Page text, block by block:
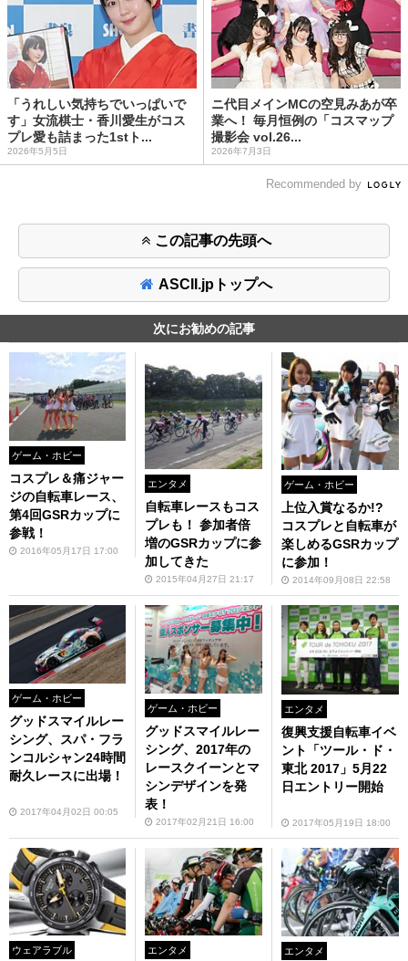
「うれしい気持ちでいっぱいで
す」女流棋士・香川愛生がコス
プレ愛も詰まった1stト...
2026年5月5日
ニ代目メインMCの空見みあが卒
業へ！ 毎月恒例の「コスマップ
撮影会 vol.26...
2026年7月3日
Recommended by
この記事の先頭へ
ASCII.jpトップへ
次にお勧めの記事
ゲーム・ホビー
コスプレ＆痛ジャー
ジの自転車レース、
第4回GSRカップに
参戦！
2016年05月17日 17:00
エンタメ
自転車レースもコス
プレも！ 参加者倍
増のGSRカップに参
加してきた
2015年04月27日 21:17
ゲーム・ホビー
上位入賞なるか!?
コスプレと自転車が
楽しめるGSRカップ
に参加！
2014年09月08日 22:58
ゲーム・ホビー
グッドスマイルレー
シング、スパ・フラ
ンコルシャン24時間
耐久レースに出場！
2017年04月02日 00:05
ゲーム・ホビー
グッドスマイルレー
シング、2017年の
レースクイーンとマ
シンデザインを発
表！
2017年02月21日 16:00
エンタメ
復興支援自転車イベ
ント「ツール・ド・
東北 2017」5月22
日エントリー開始
2017年05月19日 18:00
ウェアラブル エンタメ エンタメ